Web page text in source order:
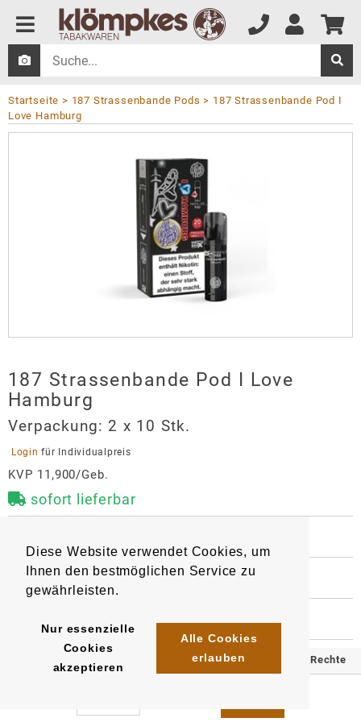
Diese Website verwendet Cookies, um
Ihnen den bestmöglichen Service zu
gewährleisten.
Nur essenzielle
Cookies
akzeptieren
Alle Cookies
erlauben
Startseite 187 Strassenbande Pods
187 Strassenbande Pod I
Love Hamburg
187 Strassenbande Pod I Love
Hamburg
Verpackung: 2 x 10 Stk.
Login für Individualpreis
KVP 11,900/Geb.
sofort lieferbar
1 Pod mit 2 ml Liquid gefüllt. Nikotingehalt 20 mg/ml,
mit Mesh Coil Technologie für intensiveren
Geschmack und mehr Puffs.
Kompatibel mit Elfa-Basisgerät
Geschmack: fruchtiger Beerenmix mit süßer
Honigmelone
WEITERE INFORMATIONEN
Artikel : 9110 4262510824682
4262510824163
187 Strassenbande Pod I Love
Hamburg
Alhamra e.K.
© 2025 Klömpkes Heinrich Inh. Marion Winkels e.K. Alle Rechte
Impressum
Datenschutz